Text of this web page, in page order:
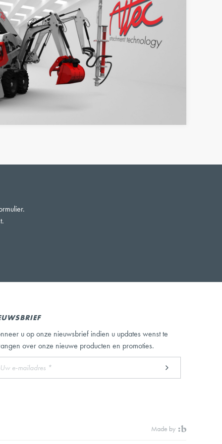
u op onze nieuwsbrief indien u updates wenst te
over onze nieuwe producten en promoties.
Made by